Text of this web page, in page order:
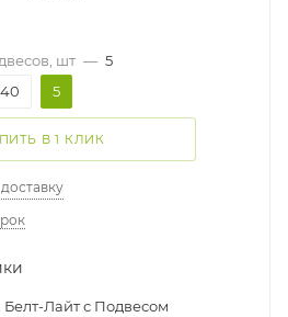
шт — 5
40 5
В 1 КЛИК
Белт-Лайт с Подвесом